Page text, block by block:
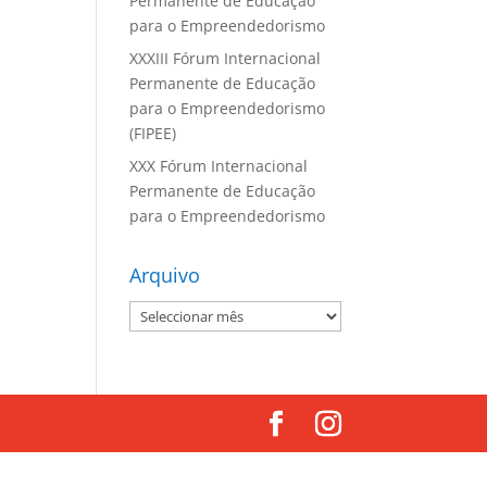
para o Empreendedorismo
XXXIII Fórum Internacional
Permanente de Educação
para o Empreendedorismo
(FIPEE)
XXX Fórum Internacional
Permanente de Educação
para o Empreendedorismo
Arquivo
Arquivo